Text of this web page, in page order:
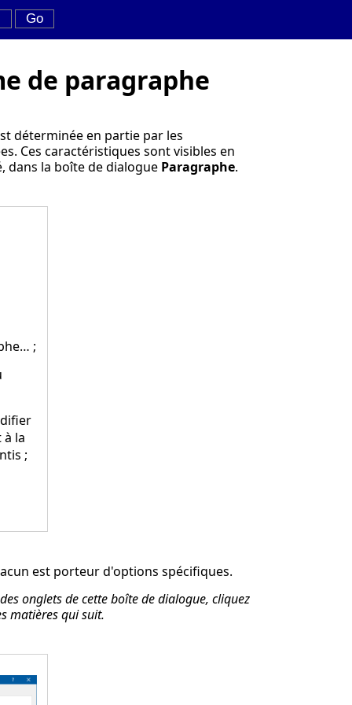
de paragraphe
déterminée en partie par les
Ces caractéristiques sont visibles en
dans la boîte de dialogue Paragraphe.
;
la
;
est porteur d'options spécifiques.
onglets de cette boîte de dialogue, cliquez
matières qui suit.